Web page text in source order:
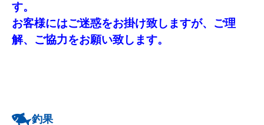
す。
お客様にはご迷惑をお掛け致しますが、ご理
解、ご協力をお願い致します。
釣果